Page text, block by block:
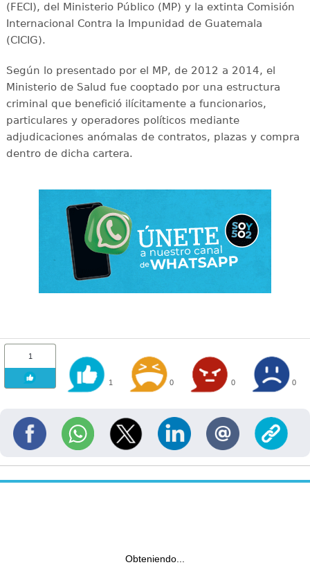
(FECI), del Ministerio Público (MP) y la extinta Comisión
Internacional Contra la Impunidad de Guatemala
(CICIG).
Según lo presentado por el MP, de 2012 a 2014, el
Ministerio de Salud fue cooptado por una estructura
criminal que benefició ilícitamente a funcionarios,
particulares y operadores políticos mediante
adjudicaciones anómalas de contratos, plazas y compra
dentro de dicha cartera.
1
1 0 0 0
Obteniendo...